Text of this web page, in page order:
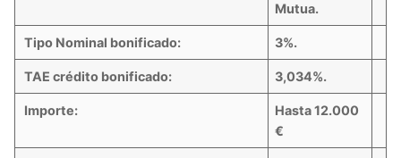
Mutua.
Tipo Nominal bonificado: 3%.
TAE crédito bonificado: 3,034%.
Importe:
Hasta 12.000
€